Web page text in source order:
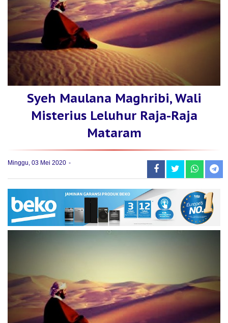
Syeh Maulana Maghribi, Wali
Misterius Leluhur Raja-Raja
Mataram
Minggu, 03 Mei 2020